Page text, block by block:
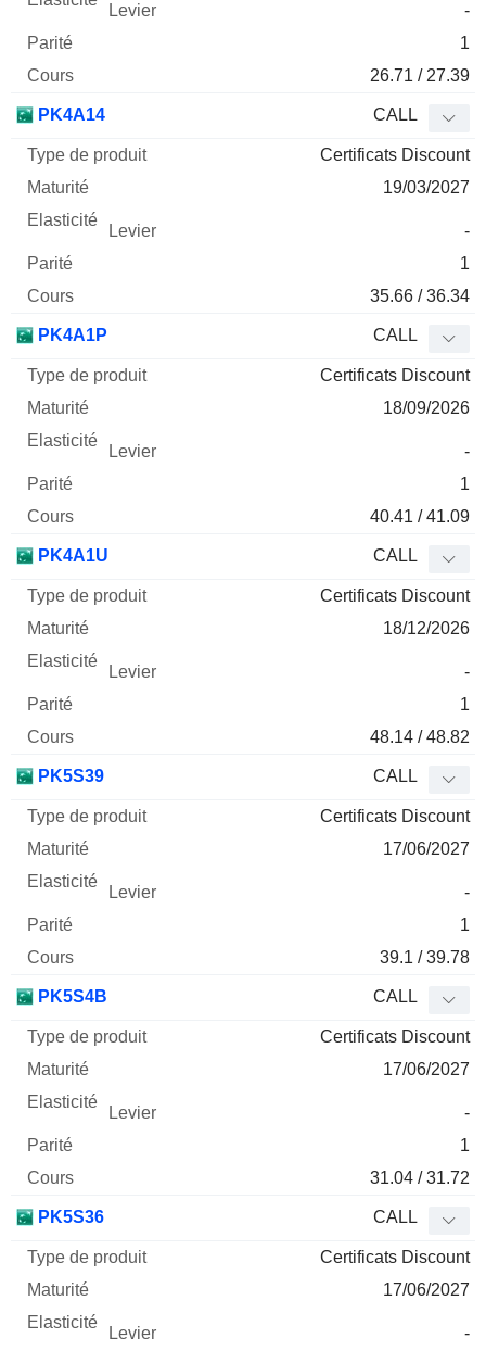
-
1
26.71 / 27.39
PK4A14 CALL
Certificats Discount
19/03/2027
-
1
35.66 / 36.34
PK4A1P CALL
Certificats Discount
18/09/2026
-
1
40.41 / 41.09
PK4A1U CALL
Certificats Discount
18/12/2026
-
1
48.14 / 48.82
PK5S39 CALL
Certificats Discount
17/06/2027
-
1
39.1 / 39.78
PK5S4B CALL
Certificats Discount
17/06/2027
-
1
31.04 / 31.72
PK5S36 CALL
Certificats Discount
17/06/2027
-